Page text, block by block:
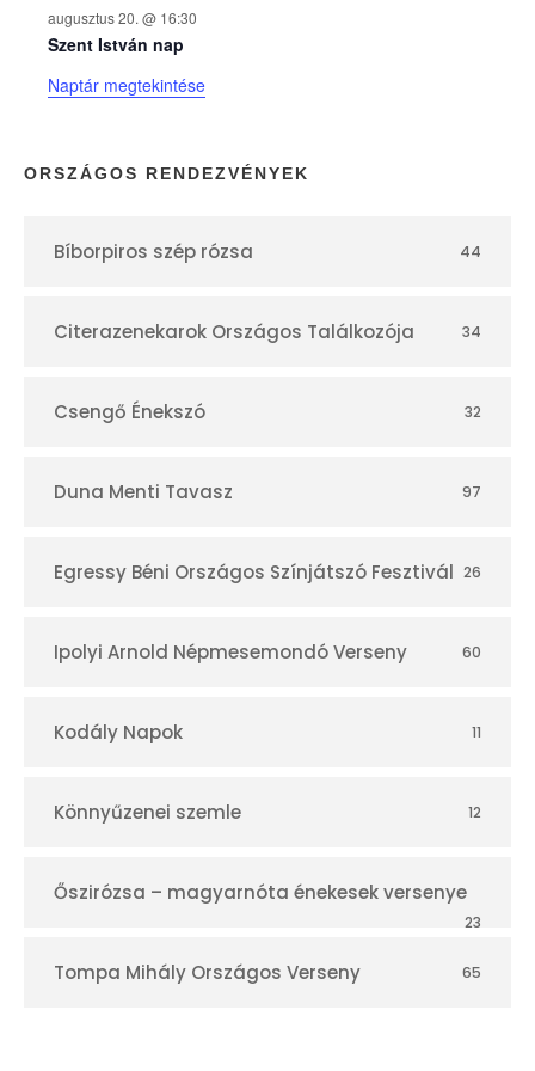
n
a
p
r
augusztus 20. @ 16:30
Szent István nap
Naptár megtekintése
ORSZÁGOS RENDEZVÉNYEK
Bíborpiros szép rózsa 44
Citerazenekarok Országos Találkozója 34
Csengő Énekszó 32
Duna Menti Tavasz 97
Egressy Béni Országos Színjátszó Fesztivál 26
Ipolyi Arnold Népmesemondó Verseny 60
Kodály Napok 11
Könnyűzenei szemle 12
Őszirózsa – magyarnóta énekesek versenye
23
Tompa Mihály Országos Verseny 65